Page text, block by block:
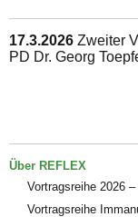
17.3.2026 Zweiter
PD Dr. Georg
Über REFLEX
Vortragsreihe 2026
Vortragsreihe